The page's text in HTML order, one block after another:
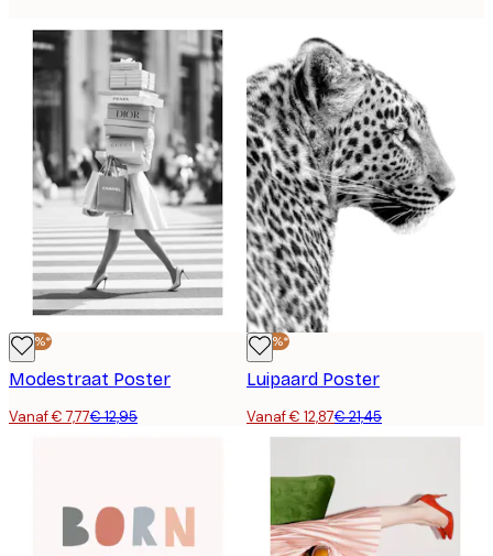
-40%*
Modestraat Poster
Vanaf € 7,77€ 12,95
-40%*
Luipaard Poster
Vanaf € 12,87€ 21,45